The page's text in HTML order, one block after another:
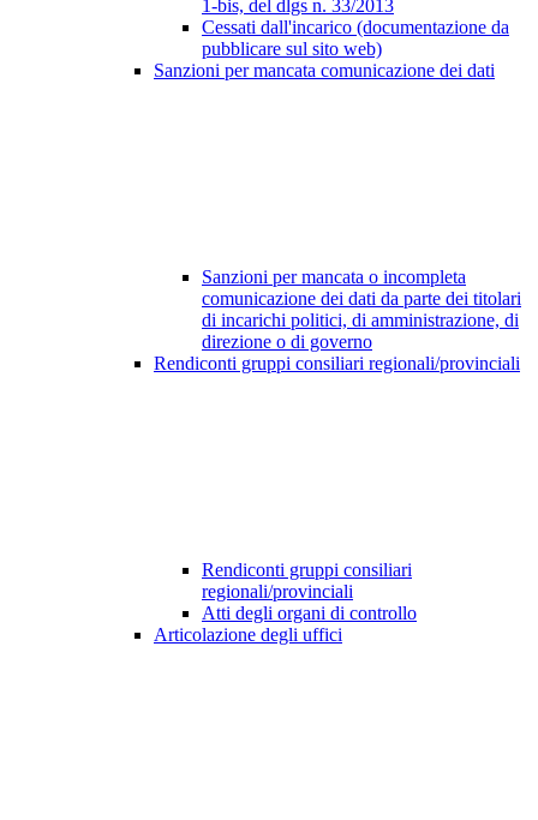
1-bis, del dlgs n. 33/2013
Cessati dall'incarico (documentazione da
pubblicare sul sito web)
Sanzioni per mancata comunicazione dei dati
Sanzioni per mancata o incompleta
comunicazione dei dati da parte dei titolari
di incarichi politici, di amministrazione, di
direzione o di governo
Rendiconti gruppi consiliari regionali/provinciali
Rendiconti gruppi consiliari
regionali/provinciali
Atti degli organi di controllo
Articolazione degli uffici